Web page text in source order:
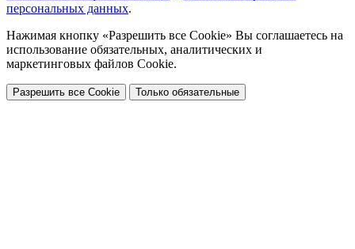
персональных данных.
Нажимая кнопку «Разрешить все Cookie» Вы соглашаетесь на
использование обязательных, аналитических и
маркетинговых файлов Cookie.
Разрешить все Cookie Только обязательные